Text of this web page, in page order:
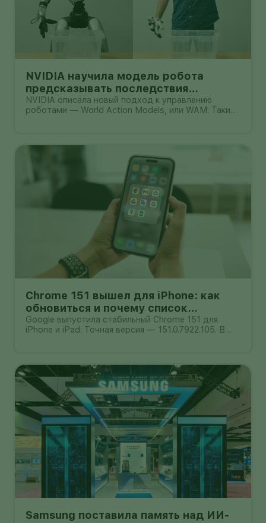
NVIDIA научила модель робота
предсказывать последствия
действий: что доказали цифры и где
предел
NVIDIA описала новый подход к управлению
роботами — World Action Models, или WAM. Такие
Chrome 151 вышел для iPhone: как
обновиться и почему список
исправлений нельзя додумывать
Google выпустила стабильный Chrome 151 для
iPhone и iPad. Точная версия — 151.0.7922.105. В
список закрытых уязвимостей. Поэтому при
Samsung поставила память над ИИ-